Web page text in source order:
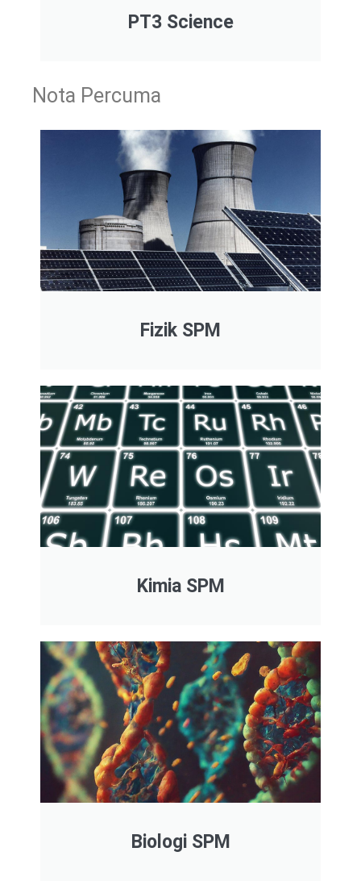
PT3 Science
Nota Percuma
Fizik SPM
Kimia SPM
Biologi SPM